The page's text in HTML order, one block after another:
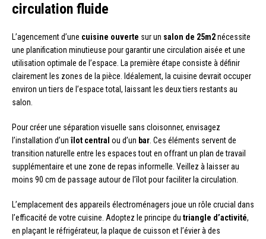
circulation fluide
L’agencement d’une cuisine ouverte sur un salon de 25m2nécessite
une planification minutieuse pour garantir une circulation aisée et une
utilisation optimale de l’espace. La première étape consiste à définir
clairement les zones de la pièce. Idéalement, la cuisine devrait occuper
environ un tiers de l’espace total, laissant les deux tiers restants au
salon.
Pour créer une séparation visuelle sans cloisonner, envisagez
l’installation d’unîlot central ou d’un bar . Ces éléments servent de
transition naturelle entre les espaces tout en offrant un plan de travail
supplémentaire et une zone de repas informelle. Veillez à laisser au
moins 90 cm de passage autour de l’îlot pour faciliter la circulation.
L’emplacement des appareils électroménagers joue un rôle crucial dans
l’efficacité de votre cuisine. Adoptez le principe du triangle d’activité,
en plaçant le réfrigérateur, la plaque de cuisson et l’évier à des